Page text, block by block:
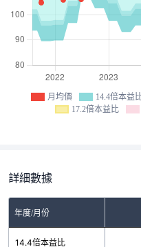
月均價 14.4倍本益
17.2倍本益比
詳細數據
年度/月份
14.4倍本益比